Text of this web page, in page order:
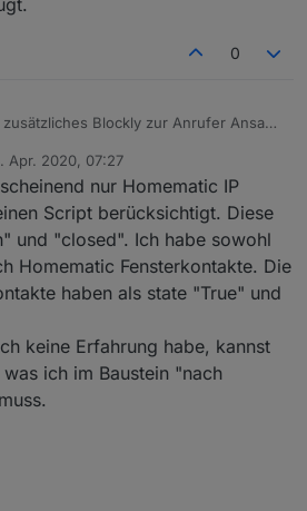
0
Blockly zur Anrufer Ansage
der Nachrichten Versand sind
Die Ansage kann auf zwei
ECHOS wiedergegeben werden.
Apr. 2020, 07:27
von
nur Homematic IP
Script berücksichtigt. Diese
und "closed". Ich habe sowohl
Homematic Fensterkontakte. Die
haben als state "True" und
keine Erfahrung habe, kannst
ich im Baustein "nach